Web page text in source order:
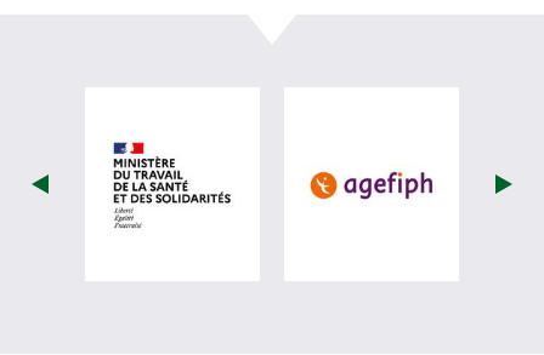
visiter les site de Ministère du travail
visiter les